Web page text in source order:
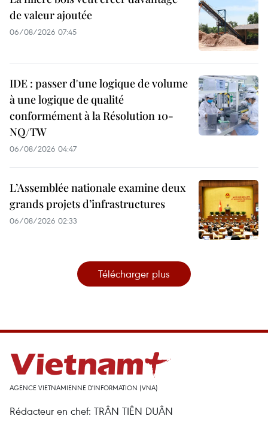
de valeur ajoutée
06/08/2026 07:45
IDE : passer d'une logique de volume
à une logique de qualité
conformément à la Résolution 10-
NQ/TW
06/08/2026 04:47
L’Assemblée nationale examine deux
grands projets d’infrastructures
06/08/2026 02:33
Télécharger plus
AGENCE VIETNAMIENNE D'INFORMATION (VNA)
Rédacteur en chef: TRÂN TIÊN DUÂN